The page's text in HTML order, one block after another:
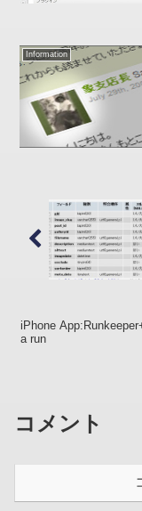
Information
iPhone
a run
コメント